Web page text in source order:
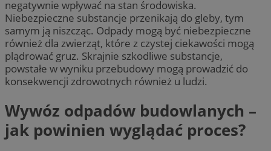
negatywnie wpływać na stan środowiska.
Niebezpieczne substancje przenikają do gleby, tym
samym ją niszcząc. Odpady mogą być niebezpieczne
również dla zwierząt, które z czystej ciekawości mogą
plądrować gruz. Skrajnie szkodliwe substancje,
powstałe w wyniku przebudowy mogą prowadzić do
konsekwencji zdrowotnych również u ludzi.
Wywóz odpadów budowlanych –
jak powinien wyglądać proces?